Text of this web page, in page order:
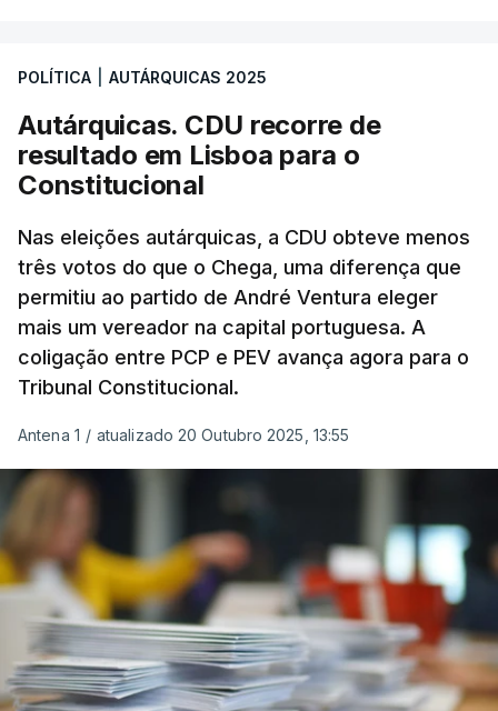
POLÍTICA AUTÁRQUICAS 2025
Autárquicas. CDU recorre de
resultado em Lisboa para o
Constitucional
Nas eleições autárquicas, a CDU obteve menos
três votos do que o Chega, uma diferença que
permitiu ao partido de André Ventura eleger
mais um vereador na capital portuguesa. A
coligação entre PCP e PEV avança agora para o
Tribunal Constitucional.
Antena 1 / atualizado 20 Outubro 2025, 13:55